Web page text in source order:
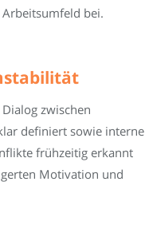
bei.
zwischen
definiert sowie interne
frühzeitig erkannt
Motivation und